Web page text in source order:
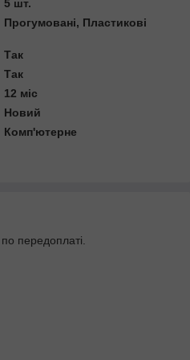
5 шт.
Прогумовані, Пластикові
Так
Так
12 міс
Новий
Комп'ютерне
передоплаті.